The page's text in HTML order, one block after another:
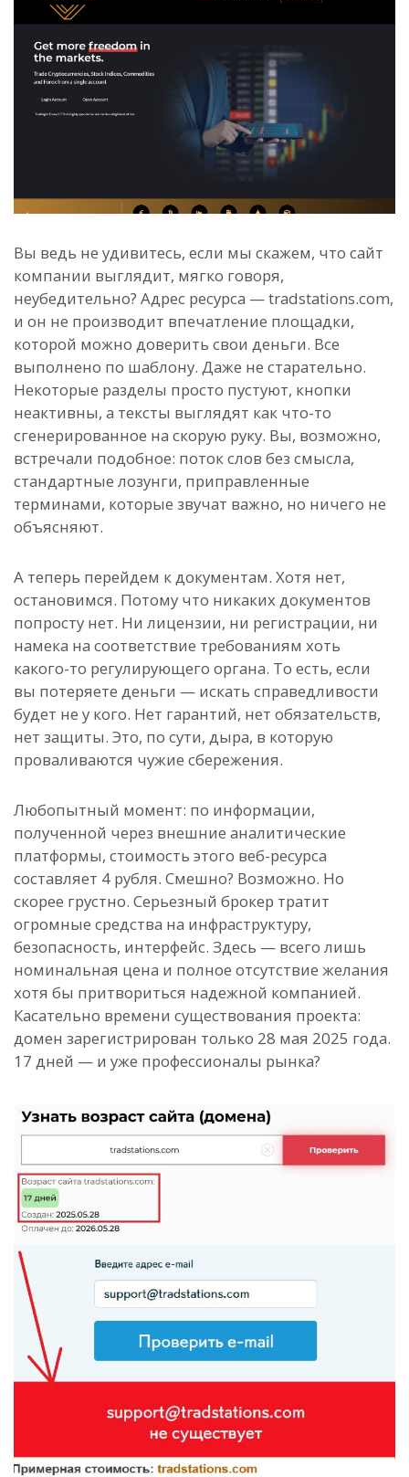
Вы ведь не удивитесь, если мы скажем, что сайт
компании выглядит, мягко говоря,
неубедительно? Адрес ресурса — tradstations.com,
и он не производит впечатление площадки,
которой можно доверить свои деньги. Все
выполнено по шаблону. Даже не старательно.
Некоторые разделы просто пустуют, кнопки
неактивны, а тексты выглядят как что-то
сгенерированное на скорую руку. Вы, возможно,
встречали подобное: поток слов без смысла,
стандартные лозунги, приправленные
терминами, которые звучат важно, но ничего не
объясняют.
А теперь перейдем к документам. Хотя нет,
остановимся. Потому что никаких документов
попросту нет. Ни лицензии, ни регистрации, ни
намека на соответствие требованиям хоть
какого-то регулирующего органа. То есть, если
вы потеряете деньги — искать справедливости
будет не у кого. Нет гарантий, нет обязательств,
нет защиты. Это, по сути, дыра, в которую
проваливаются чужие сбережения.
Любопытный момент: по информации,
полученной через внешние аналитические
платформы, стоимость этого веб-ресурса
составляет 4 рубля. Смешно? Возможно. Но
скорее грустно. Серьезный брокер тратит
огромные средства на инфраструктуру,
безопасность, интерфейс. Здесь — всего лишь
номинальная цена и полное отсутствие желания
хотя бы притвориться надежной компанией.
Касательно времени существования проекта:
домен зарегистрирован только 28 мая 2025 года.
17 дней — и уже профессионалы рынка?